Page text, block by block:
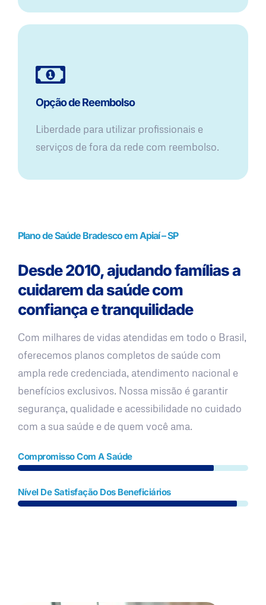
Opção de Reembolso
Liberdade para utilizar profissionais e
serviços de fora da rede com reembolso.
Plano de Saúde Bradesco em Apiaí – SP
Desde 2010, ajudando famílias a
cuidarem da saúde com
confiança e tranquilidade
Com milhares de vidas atendidas em todo o Brasil,
oferecemos planos completos de saúde com
ampla rede credenciada, atendimento nacional e
benefícios exclusivos. Nossa missão é garantir
segurança, qualidade e acessibilidade no cuidado
com a sua saúde e de quem você ama.
Compromisso Com A Saúde
Nível De Satisfação Dos Beneficiários